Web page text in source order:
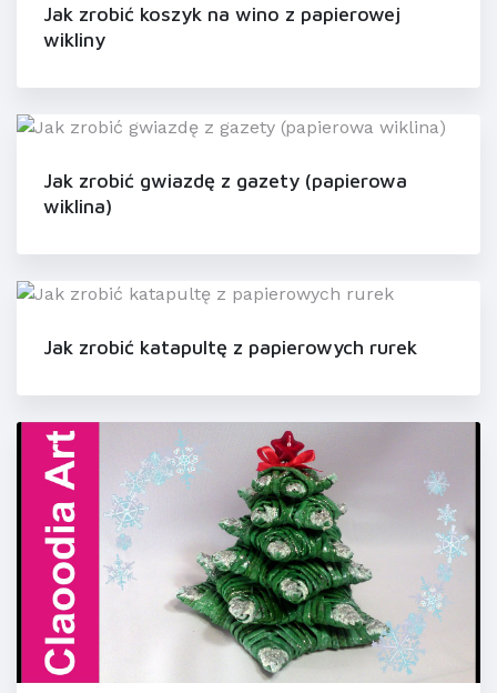
Jak zrobić koszyk na wino z papierowej
wikliny
Jak zrobić gwiazdę z gazety (papierowa
wiklina)
Jak zrobić katapultę z papierowych rurek